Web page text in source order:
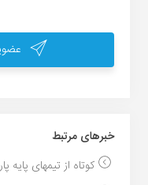
خبر‌های مرتبط
کوتاه از تیمهای